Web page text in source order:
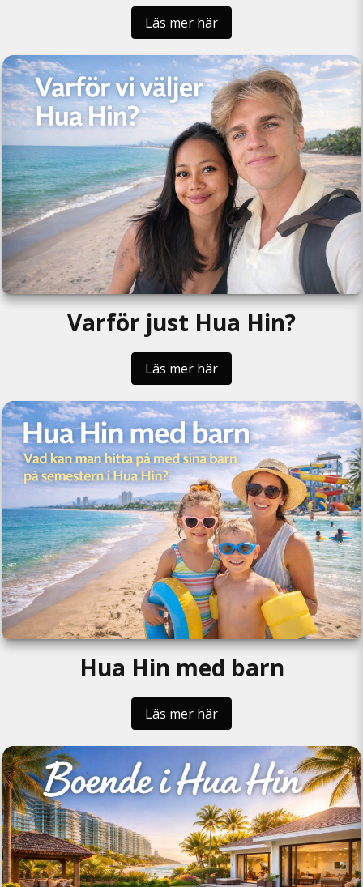
Läs mer här
Varför just Hua Hin?
Läs mer här
Hua Hin med barn
Läs mer här